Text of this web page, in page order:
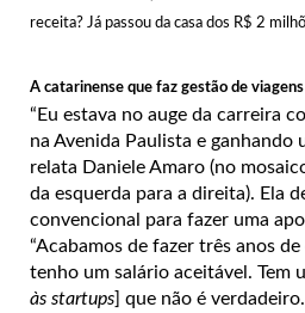
receita? Já passou da casa dos R$ 2
A catarinense que faz gestão de viagens
“Eu estava no auge da carreira
na Avenida Paulista e ganhando
relata Daniele Amaro (no
da esquerda para a direita). Ela
convencional para fazer uma
“Acabamos de fazer três anos
tenho um salário aceitável. Tem
às startups] que não é